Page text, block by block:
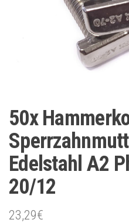
50x
Edelstahl A2
20/12
23,29€